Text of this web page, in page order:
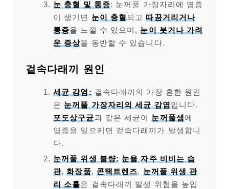
눈 충혈 및 통증: 눈꺼풀 가장자리에 염증
이 생기면 눈이 충혈되고 따끔거리거나
통증을 느낄 수 있으며, 눈이 붓거나 가려
운 증상을 동반할 수 있습니다.
겉속다래끼 원인
세균 감염: 겉속다래끼의 가장 흔한 원인
은 눈꺼풀 가장자리의 세균 감염 입니다.
포도상구균과 같은 세균이 눈꺼풀샘 에
염증을 일으키면 겉속다래끼가 발생합니
다.
눈꺼풀 위생 불량: 눈을 자주 비비는 습
관,화장품, 콘택트렌즈, 눈꺼풀 위생 관
리 소홀은 겉속다래끼 발생 위험을 높입